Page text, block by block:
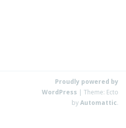
Proudly powered by
WordPress | Theme: Ecto
byAutomattic.